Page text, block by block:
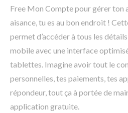
Free Mon Compte pour gérer ton
aisance, tu es au bon endroit !
permet d’accéder à tous les
mobile avec une interface
tablettes. Imagine avoir tout le
personnelles, tes paiements, tes
répondeur, tout ça à portée de
application gratuite.